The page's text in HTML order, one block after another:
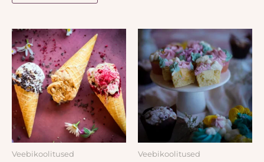
Veebikoolitused Veebikoolitused